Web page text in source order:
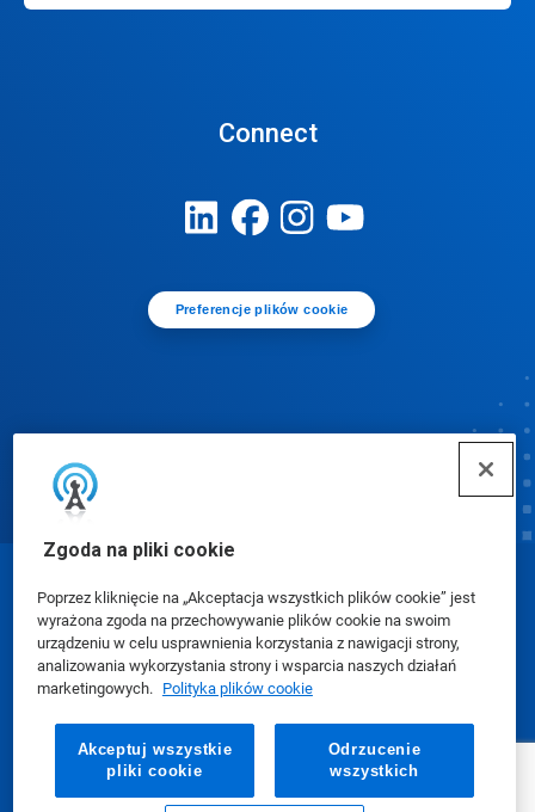
Zgoda na pliki cookie
Poprzez kliknięcie na „Akceptacja wszystkich plików cookie” jest
wyrażona zgoda na przechowywanie plików cookie na swoim
urządzeniu w celu usprawnienia korzystania z nawigacji strony,
analizowania wykorzystania strony i wsparcia naszych działań
marketingowych. Polityka plików cookie
Akceptuj wszystkie
pliki cookie
Odrzucenie
wszystkich
Connect
Preferencje plików cookie
© Ecolab Inc. 2025
Karty charakterystyki (SDS)|Polityka prywatności
Warunki użytkowania